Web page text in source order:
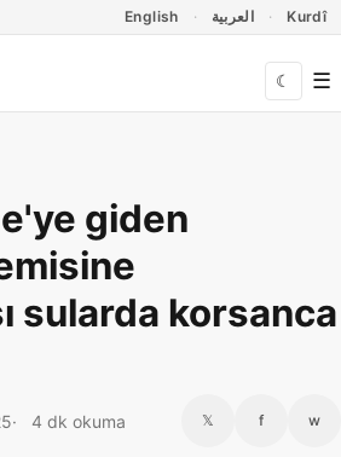
English العربية Kurdî
☾ ☰
giden
sularda korsanca
4 dk okuma 𝕏 f w